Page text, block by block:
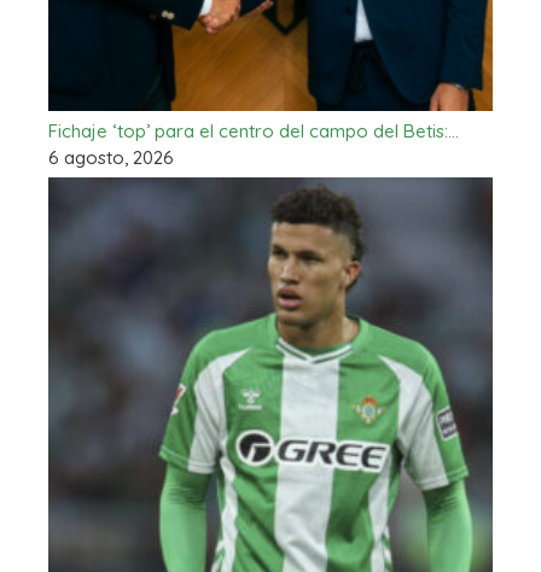
Fichaje ‘top’ para el centro del campo del Betis:…
6 agosto, 2026